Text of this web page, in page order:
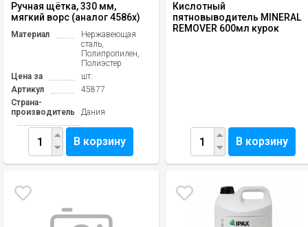
Ручная щётка, 330 мм,
мягкий ворс (аналог 4586х)
Материал
Нержавеющая
сталь,
Полипропилен,
Полиэстер
Цена за
шт.
Артикул
45877
Страна-
производитель
Дания
В корзину
Кислотный
пятновыводитель MINERAL
REMOVER 600мл курок
В корзину